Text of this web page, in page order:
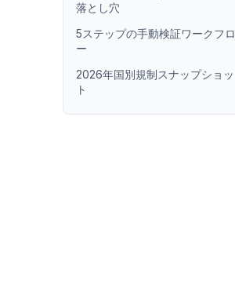
落とし穴
5ステップの手動検証ワークフロ
ー
2026年国別規制スナップショッ
ト